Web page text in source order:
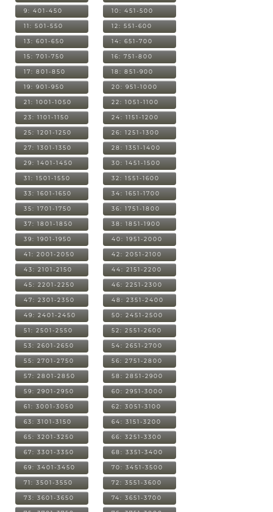
9: 401-450 10: 451-500
11: 501-550 12: 551-600
13: 601-650 14: 651-700
15: 701-750 16: 751-800
17: 801-850 18: 851-900
19: 901-950 20: 951-1000
21: 1001-1050 22: 1051-1100
23: 1101-1150 24: 1151-1200
25: 1201-1250 26: 1251-1300
27: 1301-1350 28: 1351-1400
29: 1401-1450 30: 1451-1500
31: 1501-1550 32: 1551-1600
33: 1601-1650 34: 1651-1700
35: 1701-1750 36: 1751-1800
37: 1801-1850 38: 1851-1900
39: 1901-1950 40: 1951-2000
41: 2001-2050 42: 2051-2100
43: 2101-2150 44: 2151-2200
45: 2201-2250 46: 2251-2300
47: 2301-2350 48: 2351-2400
49: 2401-2450 50: 2451-2500
51: 2501-2550 52: 2551-2600
53: 2601-2650 54: 2651-2700
55: 2701-2750 56: 2751-2800
57: 2801-2850 58: 2851-2900
59: 2901-2950 60: 2951-3000
61: 3001-3050 62: 3051-3100
63: 3101-3150 64: 3151-3200
65: 3201-3250 66: 3251-3300
67: 3301-3350 68: 3351-3400
69: 3401-3450 70: 3451-3500
71: 3501-3550 72: 3551-3600
73: 3601-3650 74: 3651-3700